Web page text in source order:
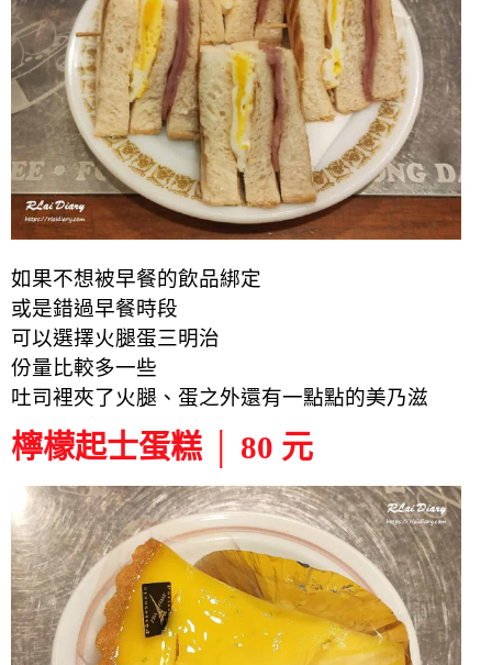
如果不想被早餐的飲品綁定
或是錯過早餐時段
可以選擇火腿蛋三明治
份量比較多一些
吐司裡夾了火腿、蛋之外還有一點點的美乃滋
檸檬起士蛋糕 │ 80 元